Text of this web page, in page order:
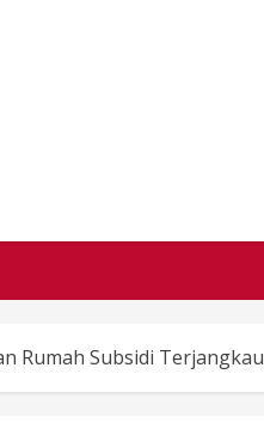
Rumah Subsidi Terjangkau